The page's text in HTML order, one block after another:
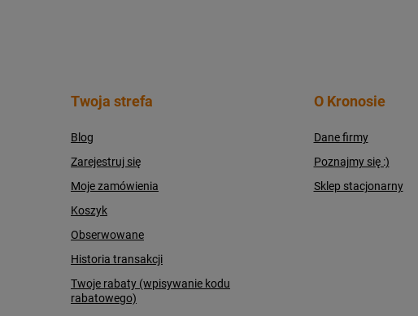
Twoja strefa
Blog
Zarejestruj się
Moje zamówienia
Koszyk
Obserwowane
Historia transakcji
Twoje rabaty (wpisywanie kodu
rabatowego)
O Kronosie
Dane firmy
Poznajmy się :)
Sklep stacjonarny